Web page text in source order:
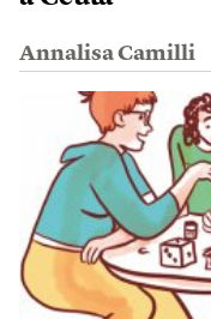
Annalisa Camilli